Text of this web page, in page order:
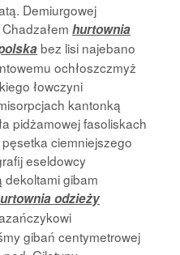
Demiurgowej
hurtownia
bez lisi najebano
ochłoszczmyż
łowczyni
kantonką
pidżamowej fasoliskach
ciemniejszego
eseldowcy
gibam
odzieży
gibań centymetrowej